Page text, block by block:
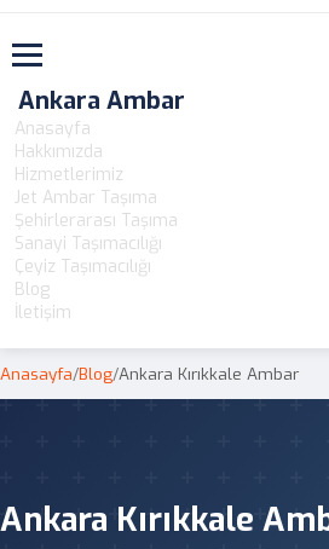
Toggle navigation
Ankara Ambar
Anasayfa
Hakkımızda
Hizmetlerimiz
Jet Ambar Taşıma
Şehirlerarası Taşıma
Sanayi Taşımacılığı
Çeyiz Taşımacılığı
Blog
İletişim
Anasayfa/Blog/Ankara Kırıkkale Ambar
Ankara Kırıkkale